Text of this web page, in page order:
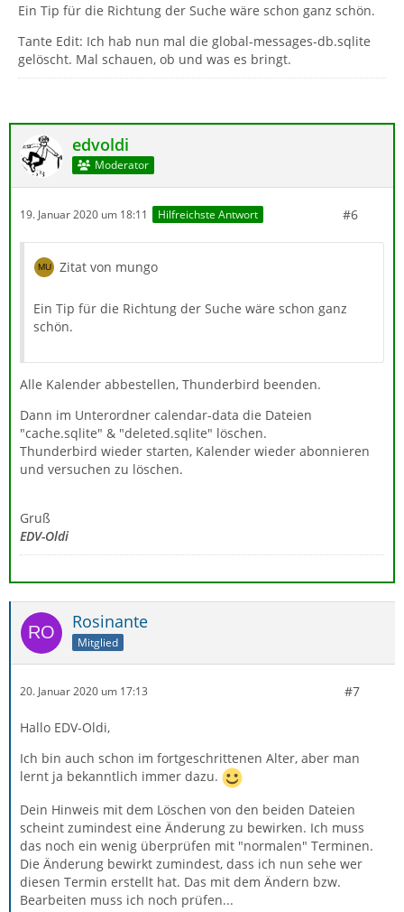
Ein Tip für die Richtung der Suche wäre schon ganz schön.
Tante Edit: Ich hab nun mal die global-messages-db.sqlite
gelöscht. Mal schauen, ob und was es bringt.
edvoldi
Moderator
19. Januar 2020 um 18:11 Hilfreichste Antwort #6
Zitat von mungo
Ein Tip für die Richtung der Suche wäre schon ganz
schön.
Alle Kalender abbestellen, Thunderbird beenden.
Dann im Unterordner calendar-data die Dateien
"cache.sqlite" & "deleted.sqlite" löschen.
Thunderbird wieder starten, Kalender wieder abonnieren
und versuchen zu löschen.
Gruß
EDV-Oldi
Rosinante
Mitglied
20. Januar 2020 um 17:13 #7
Hallo EDV-Oldi,
Ich bin auch schon im fortgeschrittenen Alter, aber man
lernt ja bekanntlich immer dazu.
Dein Hinweis mit dem Löschen von den beiden Dateien
scheint zumindest eine Änderung zu bewirken. Ich muss
das noch ein wenig überprüfen mit "normalen" Terminen.
Die Änderung bewirkt zumindest, dass ich nun sehe wer
diesen Termin erstellt hat. Das mit dem Ändern bzw.
Bearbeiten muss ich noch prüfen...